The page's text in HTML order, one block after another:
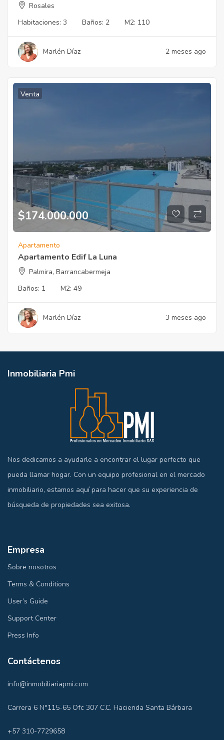
Rosales
Habitaciones: 3 Baños: 2 M2: 110
Marlén Díaz 2 meses ago
Venta
$174.000.000
Apartamento
Apartamento Edif La Luna
Palmira, Barrancabermeja
Baños: 1 M2: 49
Marlén Díaz 3 meses ago
Inmobiliaria Pmi
Nos dedicamos a ayudarle a encontrar el lugar perfecto que
pueda llamar hogar. Con un equipo profesional en el mercado
inmobiliario, estamos aquí para hacer que su experiencia de
búsqueda de propiedades sea exitosa.
Empresa
Sobre nosotros
Terms & Conditions
User’s Guide
Support Center
Press Info
Contáctenos
info@inmobiliariapmi.com
Carrera 6 N°115-65 Ofc 307 C.C. Hacienda Santa Bárbara
+57 310-7729658